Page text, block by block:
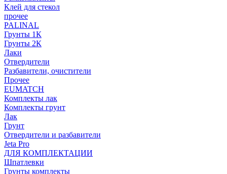
Клей для стекол
прочее
PALINAL
Грунты 1К
Грунты 2К
Лаки
Отвердители
Разбавители, очистители
Прочее
EUMATCH
Комплекты лак
Комплекты грунт
Лак
Грунт
Отвердители и разбавители
Jeta Pro
ДЛЯ КОМПЛЕКТАЦИИ
Шпатлевки
Грунты комплекты